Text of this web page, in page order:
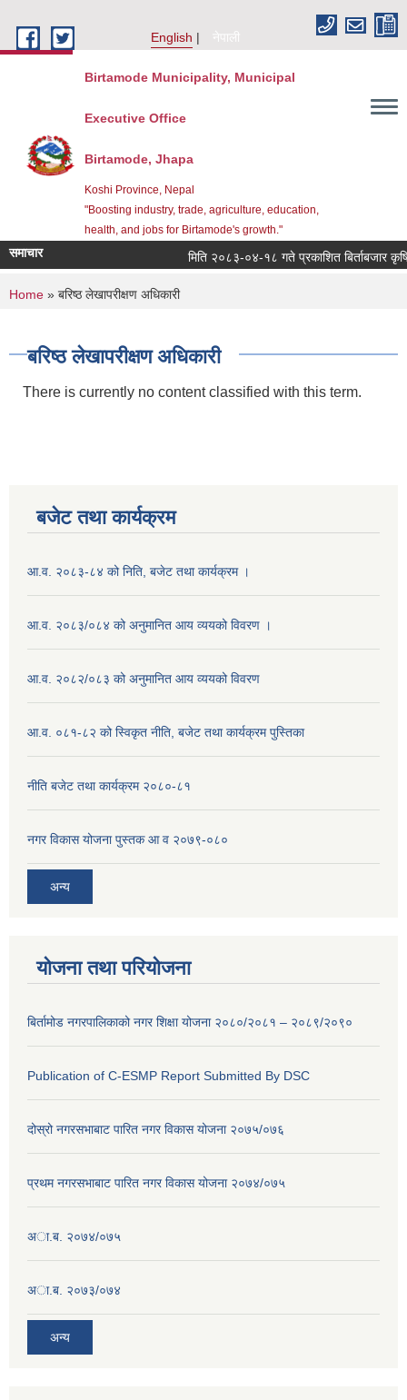
English
नेपाली
Birtamode Municipality, Municipal
Executive Office
Birtamode, Jhapa
Koshi Province, Nepal
"Boosting industry, trade, agriculture, education,
health, and jobs for Birtamode's growth."
समाचार मिति २०८३-०४-१८ गते प्रकाशित बिर्ताबजार कृषि
You are here
Home » बरिष्‍ठ लेखापरीक्षण अधिकारी
बरिष्‍ठ लेखापरीक्षण अधिकारी
There is currently no content classified with this term.
बजेट तथा कार्यक्रम
आ.व. २०८३-८४ को निति, बजेट तथा कार्यक्रम ।
आ.व. २०८३/०८४ को अनुमानित आय व्ययको विवरण ।
आ.व. २०८२/०८३ को अनुमानित आय व्ययको विवरण
आ.व. ०८१-८२ को स्विकृत नीति, बजेट तथा कार्यक्रम पुस्तिका
नीति बजेट तथा कार्यक्रम २०८०-८१
नगर विकास योजना पुस्तक आ व २०७९-०८०
अन्य
योजना तथा परियोजना
बिर्तामोड नगरपालिकाको नगर शिक्षा योजना २०८०/२०८१ – २०८९/२०९०
Publication of C-ESMP Report Submitted By DSC
दोस्रो नगरसभाबाट पारित नगर विकास योजना २०७५/०७६
प्रथम नगरसभाबाट पारित नगर विकास योजना २०७४/०७५
अा.ब. २०७४/०७५
अा.ब. २०७३/०७४
अन्य